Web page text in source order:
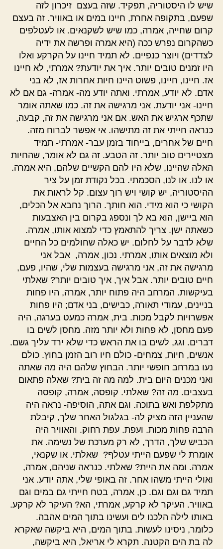
שיש לו היסטוריה, תפקיד. שזה בעצם זיכרון לזה
שפעם, בתקופה אחרת, חיינו במים או באוויר. זה בעצם
קרום שחייה, אמרה, כמו שיש לשקנאים. או לעטלפים
כשהקרום נפרש ככה (היא אמרה ופרשה את ידיה
לצדדים) ויוצר כנפיים. לא תמיד חיינו על הקרקע ואלו
היו זמנים טובים יותר. איך את יודעת? אמרתי, לא חיינו
אז. חיינו, חיינו, פשוט היינו חיות אחרות אז, לא בני
אדם. לא יודע, אמרתי. ואתה יודע מה- אמרה- גם אם לא
חיינו- אני יודעת. אני מרגישה את זה. כמו שאתה אומר
שתכף ארגיש את האש. אם אני מרגישה את זה, קבעה,
כנראה חייתי את זה מתישהו. אי אפשר לברוח מזה.
חיים של אחרים, בייחוד בזמן עבר- אמרתי- תמיד
מצטיירים טוב יותר. זה הטבע. זה גם לא אומר, שהחיות
האלה שהיינו, שלא היו להם הקשיים שלהם, היא אמרה.
או לנו. או לנו, הסכמתי. בכל נקודת זמן על ציר
ההיסטוריה, יש קושי ויש רוך עצום. קל לראות את
הקושי כי הוא מידי. הוא חותך. הרוך נחבא אל הכלים,
הוא ביישן, הוא בא לך ונספג בקרום בין האצבעות
כשאתה ישן. צריך להתאמץ כדי למצוא אותו, אמרה.
שלא לדבר על לחלום. יש כאלה שחולמים כל החיים
ולא מוצאים אותו, אמרתי. נכון, אמרה, אבל אני
מרגישה את זה, אני מרגישה בעצמות שלי, שהיו, פעם,
חיים טובים יותר. אבל איך, איך טובים יותר? שאלתי
בעיקשות. המרחב היה פתוח יותר, אמרה, היו פחות
בניינים, עמודי תאורה, כבישים, בני אדם; היו פחות
אפשרויות לקבל מכות. בית, אמרה כמעט בערגה, היה
פעם מחסן, לא פחות ולא יותר מזה. מחסן לשים בו
דברים. וגג, לשים בו את הראש כדי שלא ירד עליך גשם.
אנשים, חיות, צמחים- כולם חיו רוב הזמן בחוץ. כולם
נעו במרחב חופשי יותר. הבחוץ שלהם היה מה שאתה
ואני מכנים היום בית. למה מה זה בית? שאלה פתאום
בעצבים. מה זה? שאלתי. קופסה, אמרה, קופסה
מתקלפת ואש בתוכה. וגם אתה, הוסיפה- נראה היה
שהעניין הזה מציק לה- בגלגול האחר שלך, קיבלת
הרבה פחות מכות. ועפת. עפת רחוק. והאוויר היה
הכביש שלך, הדרך, לא רק מערכת של נשימה. את
אומרת לי שפעם הייתי עטלף? שאלתי. או שקנאי,
אמרה. ומה את היית? שאלתי. כנראה שניהם, אמרה,
ואולי הייתי משהו אחר. זה באופי שלי, אתה יודע. אני
תמיד גם וגם וגם. כן, אמרה, בטח חייתי גם במים וגם
באוויר. העיקר לא קרקע, אמרתי, הא? העיקר לא קרקע.
באותו לילה הלכנו לים ועשינו בתוך המים אהבה.
כלומר, ניסינו לעשות. בתוך המים, היא ביקשה שאקרא
לה בת הים הקטנה. תקרא לי אריאל, היא ביקשה,